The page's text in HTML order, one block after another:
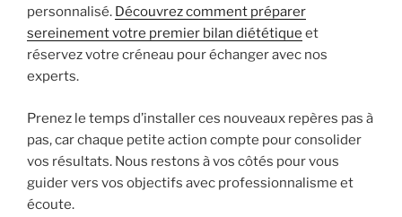
personnalisé. Découvrez comment préparer
sereinement votre premier bilan diététique et
réservez votre créneau pour échanger avec nos
experts.
Prenez le temps d’installer ces nouveaux repères pas à
pas, car chaque petite action compte pour consolider
vos résultats. Nous restons à vos côtés pour vous
guider vers vos objectifs avec professionnalisme et
écoute.